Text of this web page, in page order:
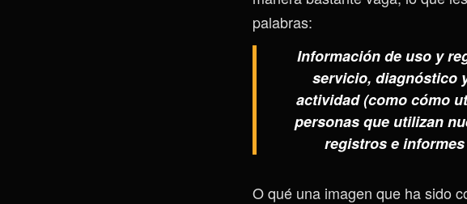
palabras:
Información de uso y
servicio, diagnóstico
actividad (como cómo
personas que utilizan
registros e
O qué una imagen que ha sido